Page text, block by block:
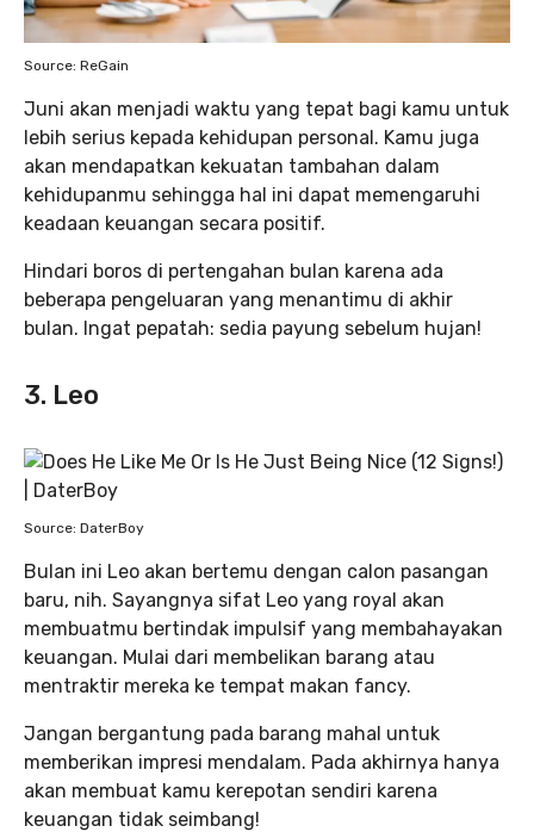
Source: ReGain
Juni akan menjadi waktu yang tepat bagi kamu untuk
lebih serius kepada kehidupan personal. Kamu juga
akan mendapatkan kekuatan tambahan dalam
kehidupanmu sehingga hal ini dapat memengaruhi
keadaan keuangan secara positif.
Hindari boros di pertengahan bulan karena ada
beberapa pengeluaran yang menantimu di akhir
bulan. Ingat pepatah: sedia payung sebelum hujan!
3. Leo
Source: DaterBoy
Bulan ini Leo akan bertemu dengan calon pasangan
baru, nih. Sayangnya sifat Leo yang royal akan
membuatmu bertindak impulsif yang membahayakan
keuangan. Mulai dari membelikan barang atau
mentraktir mereka ke tempat makan fancy.
Jangan bergantung pada barang mahal untuk
memberikan impresi mendalam. Pada akhirnya hanya
akan membuat kamu kerepotan sendiri karena
keuangan tidak seimbang!